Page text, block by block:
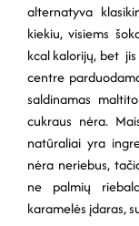
alternatyva
kiekiu, visiems
kcal kalorijų, bet
centre
saldinamas
cukraus nėra.
natūraliai yra
nėra neriebus,
ne palmių
karamelės įdaras,